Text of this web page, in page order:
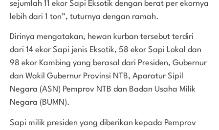
sejumlah 11 ekor Sapi Eksotik dengan berat per ekornya
lebih dari 1 ton”, tuturnya dengan ramah.
Dirinya mengatakan, hewan kurban tersebut terdiri
dari 14 ekor Sapi jenis Eksotik, 58 ekor Sapi Lokal dan
98 ekor Kambing yang berasal dari Presiden, Gubernur
dan Wakil Gubernur Provinsi NTB, Aparatur Sipil
Negara (ASN) Pemprov NTB dan Badan Usaha Milik
Negara (BUMN).
Sapi milik presiden yang diberikan kepada Pemprov